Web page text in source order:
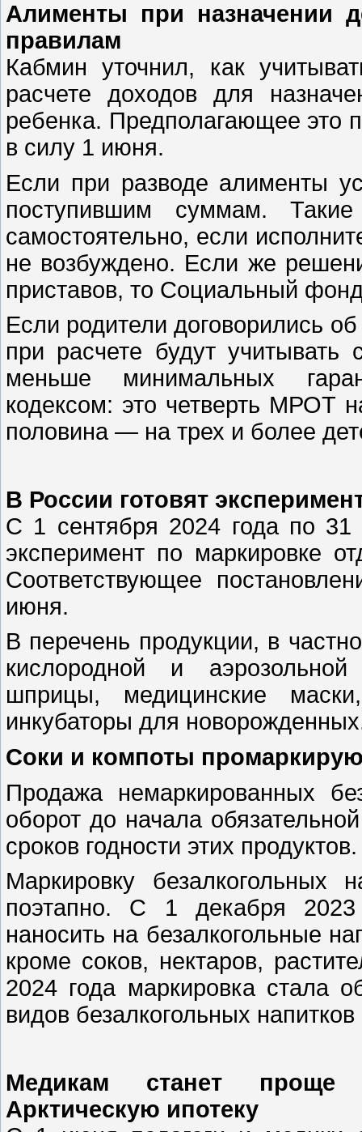
Алименты при назначении
правилам
Кабмин уточнил, как
расчете доходов для
ребенка. Предполагающее это
в силу 1 июня.
Если при разводе алименты
поступившим суммам.
самостоятельно, если
не возбуждено. Если же
приставов, то Социальный
Если родители договорились
при расчете будут
меньше минимальных
кодексом: это четверть МРОТ
половина — на трех и более
В России готовят
С 1 сентября 2024 года по 31
эксперимент по маркировке
Соответствующее
июня.
В перечень продукции, в
кислородной и
шприцы, медицинские
инкубаторы для
Соки и компоты
Продажа немаркированных
оборот до начала
сроков годности этих продуктов.
Маркировку безалкогольных
поэтапно. С 1 декабря
наносить на безалкогольные
кроме соков, нектаров,
2024 года маркировка стала
видов безалкогольных
Медикам станет проще
Арктическую ипотеку